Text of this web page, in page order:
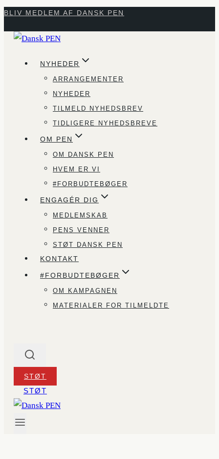
Fortsæt
indhold
BLIV MEDLEM AF DANSK PEN
NYHEDER
ARRANGEMENTER
NYHEDER
TILMELD NYHEDSBREV
TIDLIGERE NYHEDSBREVE
OM PEN
OM DANSK PEN
HVEM ER VI
#FORBUDTEBØGER
ENGAGÉR DIG
MEDLEMSKAB
PENS VENNER
STØT DANSK PEN
KONTAKT
#FORBUDTEBØGER
OM KAMPAGNEN
MATERIALER FOR TILMELDTE
STØT
STØT